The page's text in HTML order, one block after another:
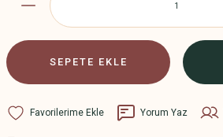
SEPETE EKLE
Yorum Yaz